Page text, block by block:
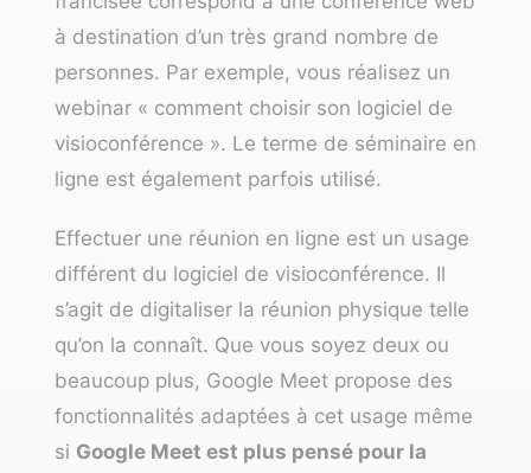
à destination d’un très grand nombre de
personnes. Par exemple, vous réalisez un
webinar « comment choisir son logiciel de
visioconférence ». Le terme de séminaire en
ligne est également parfois utilisé.
Effectuer une réunion en ligne est un usage
différent du logiciel de visioconférence. Il
s’agit de digitaliser la réunion physique telle
qu’on la connaît. Que vous soyez deux ou
beaucoup plus, Google Meet propose des
fonctionnalités adaptées à cet usage même
si Google Meet est plus pensé pour la